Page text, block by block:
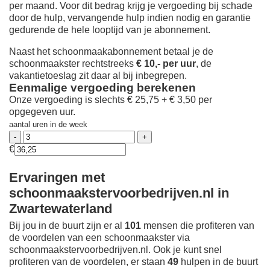
per maand. Voor dit bedrag krijg je vergoeding bij schade
door de hulp, vervangende hulp indien nodig en garantie
gedurende de hele looptijd van je abonnement.
Naast het schoonmaakabonnement betaal je de
schoonmaakster rechtstreeks € 10,- per uur, de
vakantietoeslag zit daar al bij inbegrepen.
Eenmalige vergoeding berekenen
Onze vergoeding is slechts € 25,75 + € 3,50 per
opgegeven uur.
aantal uren in de week
€
Ervaringen met
schoonmaakstervoorbedrijven.nl in
Zwartewaterland
Bij jou in de buurt zijn er al 101 mensen die profiteren van
de voordelen van een schoonmaakster via
schoonmaakstervoorbedrijven.nl. Ook je kunt snel
profiteren van de voordelen, er staan 49 hulpen in de buurt